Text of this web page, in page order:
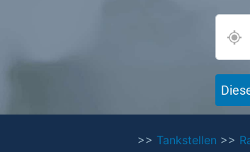
>> Tankstellen >>